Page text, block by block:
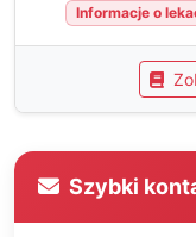
Informacje o
Szybki